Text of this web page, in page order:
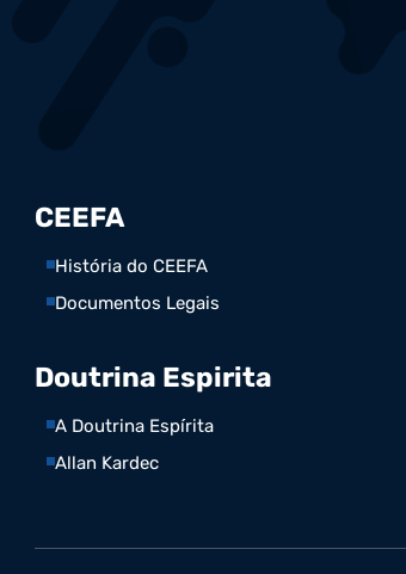
CEEFA
História do CEEFA
Documentos Legais
Doutrina Espirita
A Doutrina Espírita
Allan Kardec